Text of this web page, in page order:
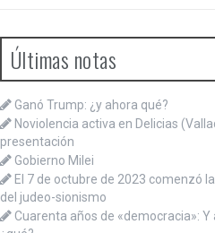
Últimas notas
Ganó Trump: ¿y ahora qué?
Noviolencia activa en Delicias
presentación
Gobierno Milei
El 7 de octubre de 2023 comenzó
del judeo-sionismo
Cuarenta años de «democracia»: Y